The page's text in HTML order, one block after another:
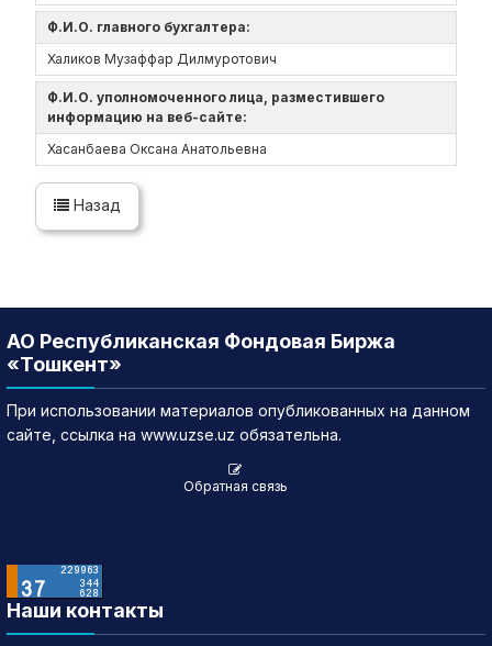
Ф.И.О. главного бухгалтера:
Халиков Музаффар Дилмуротович
Ф.И.О. уполномоченного лица, разместившего
информацию на веб-сайте:
Хасанбаева Оксана Анатольевна
Назад
АО Республиканская Фондовая Биржа
«Тошкент»
При использовании материалов опубликованных на данном
сайте, ссылка на www.uzse.uz обязательна.
Обратная связь
Наши контакты